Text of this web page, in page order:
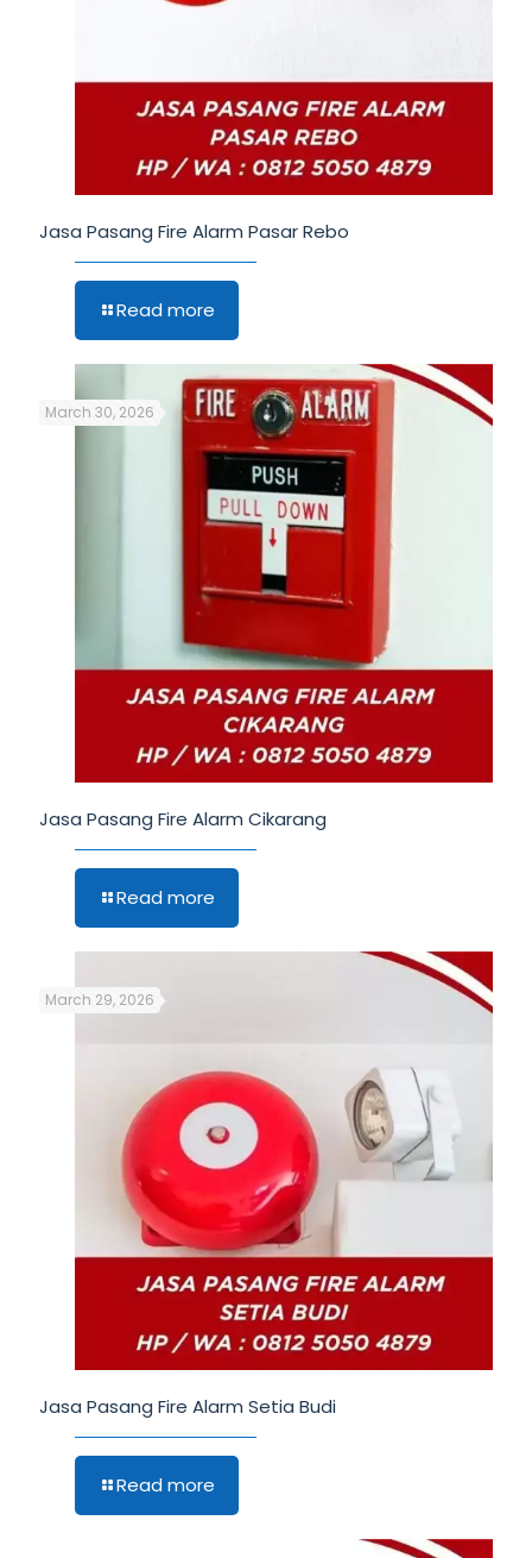
Jasa Pasang Fire Alarm Pasar Rebo
Read more
March 30, 2026
Jasa Pasang Fire Alarm Cikarang
Read more
March 29, 2026
Jasa Pasang Fire Alarm Setia Budi
Read more